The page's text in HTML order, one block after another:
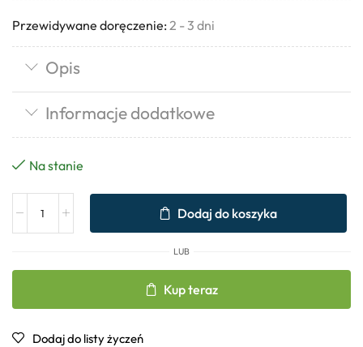
Przewidywane doręczenie: 2 - 3 dni
Opis
Informacje dodatkowe
Na stanie
Dodaj do koszyka
LUB
Kup teraz
Dodaj do listy życzeń